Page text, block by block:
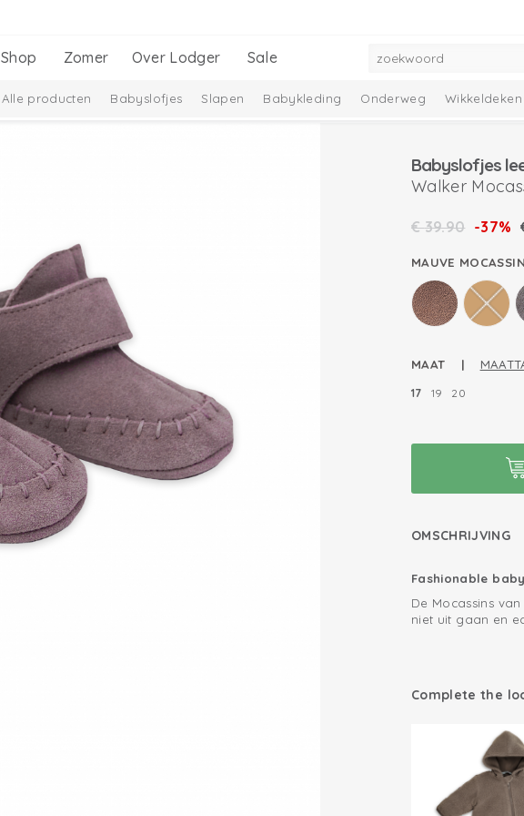
Shop Zomer Over Lodger Sale
Alle producten Babyslofjes Slapen Babykleding Onderweg Wikkeldeken
Babyslofjes
Walker
€39.90 -37%
MAUVE MOCASSIN
MAAT |
17 19 20
OMSCHRIJVING
Fashionable
De Mocassins
niet uit gaan en
Makkelijk op te
Complete the